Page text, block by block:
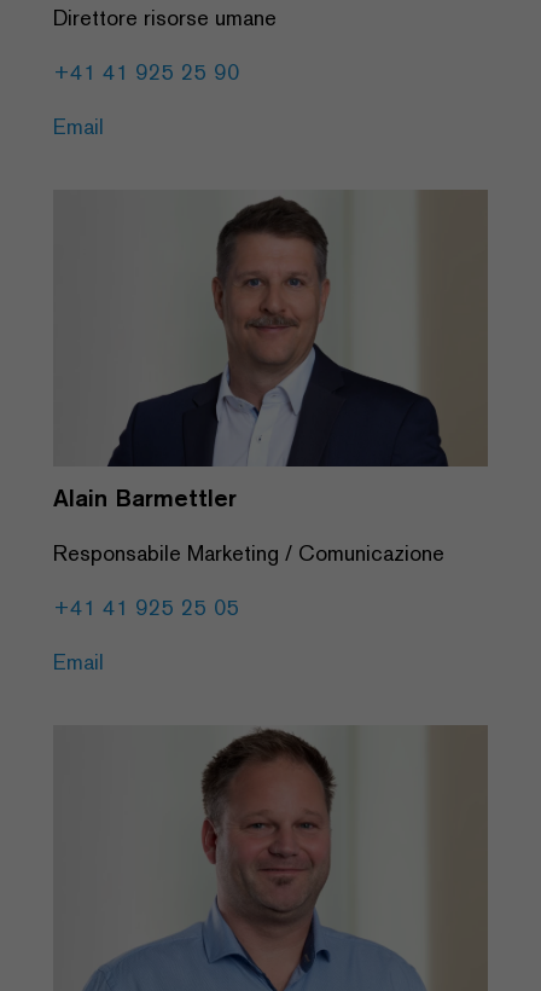
Direttore risorse umane
+41 41 925 25 90
Email
Alain Barmettler
Responsabile Marketing / Comunicazione
+41 41 925 25 05
Email